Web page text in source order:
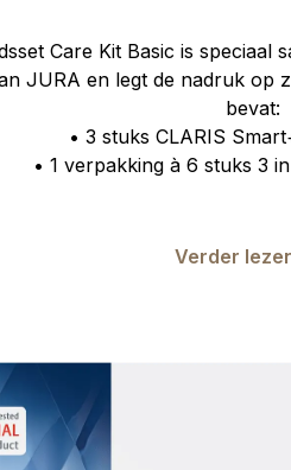
Care Kit Basic is speciaal
JURA en legt de nadruk op
bevat:
• 3 stuks CLARIS
• 1 verpakking à 6 stuks 3
Verder